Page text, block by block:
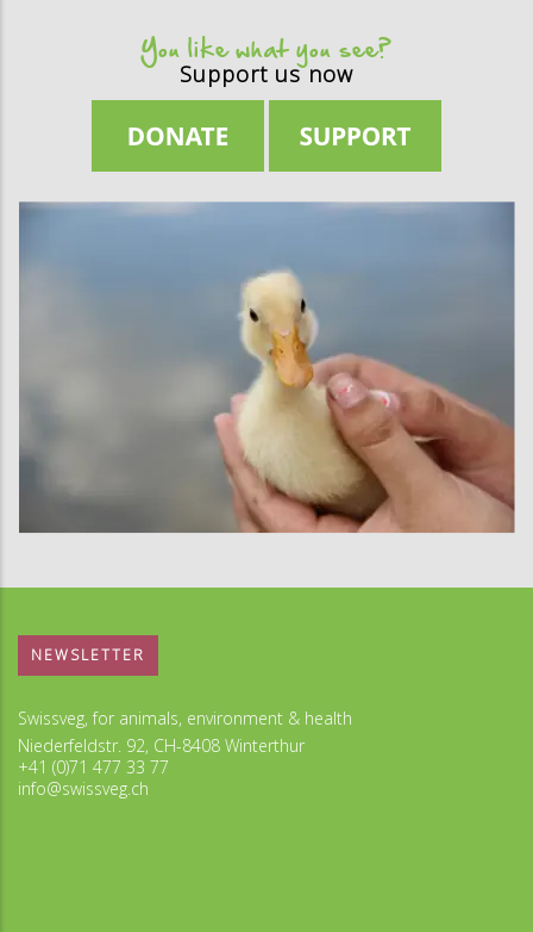
You like what you see?
Support us now
NEWSLETTER
Swissveg, for animals, environment & health
Niederfeldstr. 92, CH-8408 Winterthur
+41 (0)71 477 33 77
info@swissveg.ch